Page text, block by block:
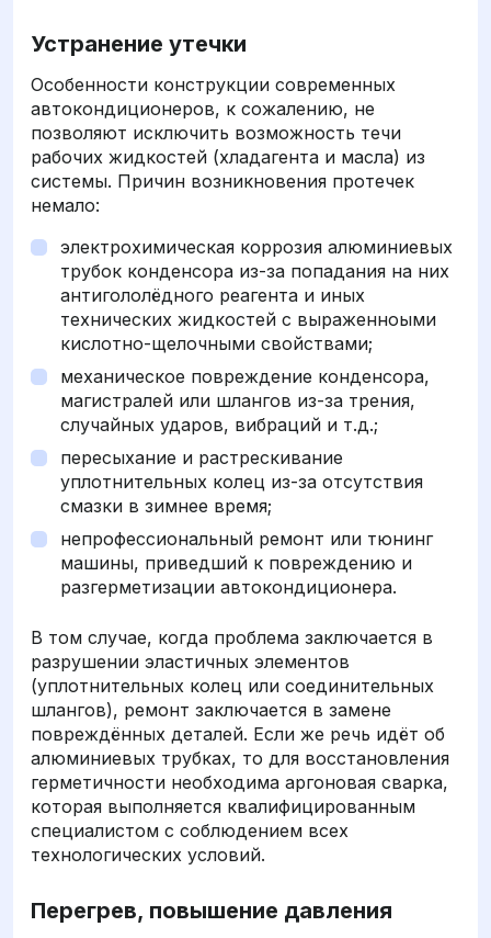
Устранение утечки
Особенности конструкции современных
автокондиционеров, к сожалению, не
позволяют исключить возможность течи
рабочих жидкостей (хладагента и масла) из
системы. Причин возникновения протечек
немало:
электрохимическая коррозия алюминиевых
трубок конденсора из-за попадания на них
антигололёдного реагента и иных
технических жидкостей с выраженноыми
кислотно-щелочными свойствами;
механическое повреждение конденсора,
магистралей или шлангов из-за трения,
случайных ударов, вибраций и т.д.;
пересыхание и растрескивание
уплотнительных колец из-за отсутствия
смазки в зимнее время;
непрофессиональный ремонт или тюнинг
машины, приведший к повреждению и
разгерметизации автокондиционера.
В том случае, когда проблема заключается в
разрушении эластичных элементов
(уплотнительных колец или соединительных
шлангов), ремонт заключается в замене
повреждённых деталей. Если же речь идёт об
алюминиевых трубках, то для восстановления
герметичности необходима аргоновая сварка,
которая выполняется квалифицированным
специалистом с соблюдением всех
технологических условий.
Перегрев, повышение давления